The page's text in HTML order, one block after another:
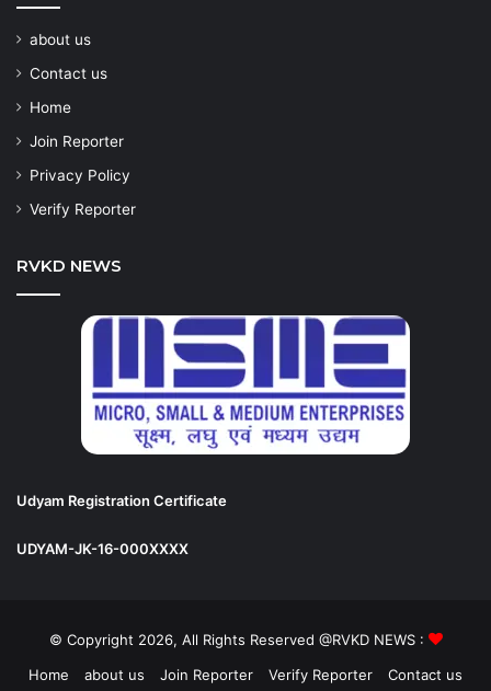
about us
Contact us
Home
Join Reporter
Privacy Policy
Verify Reporter
RVKD NEWS
Udyam Registration Certificate
UDYAM-JK-16-000XXXX
© Copyright 2026, All Rights Reserved @RVKD NEWS :
Home
about us Join Reporter Verify Reporter Contact us